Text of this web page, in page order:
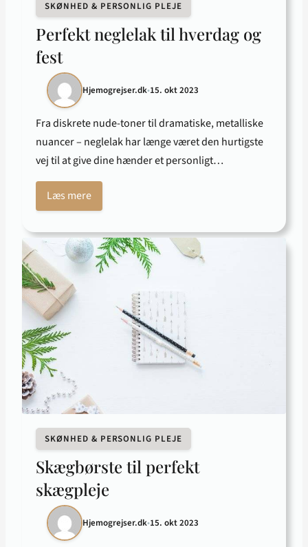
SKØNHED & PERSONLIG PLEJE
Perfekt neglelak til hverdag og
fest
Hjemogrejser.dk•15. okt 2023
Fra diskrete nude-toner til dramatiske, metalliske
nuancer – neglelak har længe været den hurtigste
vej til at give dine hænder et personligt…
Læs mere
SKØNHED & PERSONLIG PLEJE
Skægbørste til perfekt
skægpleje
Hjemogrejser.dk•15. okt 2023